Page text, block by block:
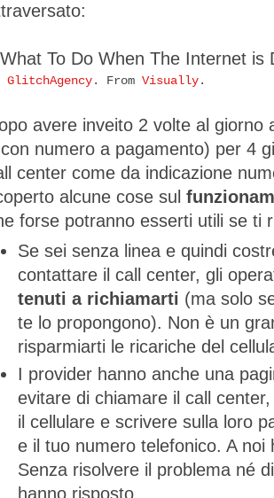
GlitchAgency. From Visually.
avere inveito 2 volte al giorno
numero a pagamento) per 4
center come da indicazione
alcune cose sul
forse potranno esserti utili se ti
Se sei senza linea e quindi
contattare il call center, gli
tenuti a richiamarti (ma solo
te lo propongono). Non è un
risparmiarti le ricariche del
I provider hanno anche una
evitare di chiamare il call
il cellulare e scrivere sulla loro
e il tuo numero telefonico. A
Senza risolvere il problema né
hanno risposto.